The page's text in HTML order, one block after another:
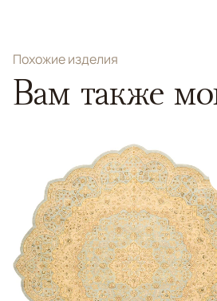
Похожие изделия
Вам также